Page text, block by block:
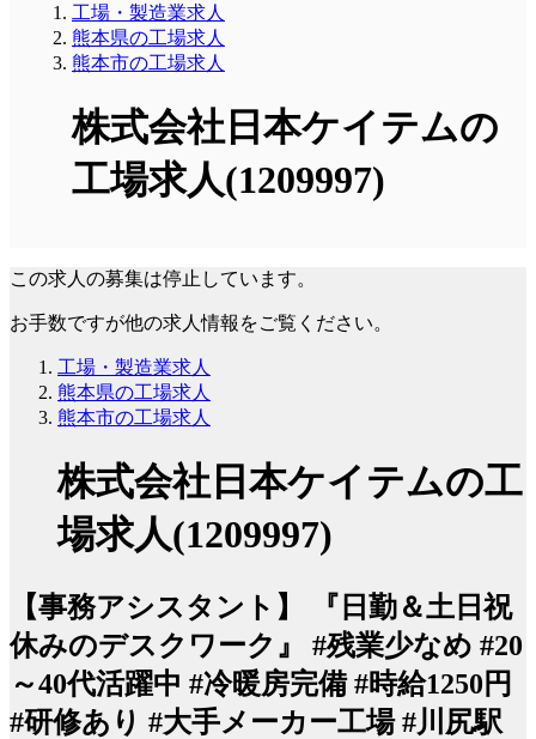
工場・製造業求人
熊本県の工場求人
熊本市の工場求人
株式会社日本ケイテムの
工場求人(1209997)
この求人の募集は停止しています。
お手数ですが他の求人情報をご覧ください。
工場・製造業求人
熊本県の工場求人
熊本市の工場求人
株式会社日本ケイテムの工
場求人(1209997)
【事務アシスタント】 『日勤＆土日祝
休みのデスクワーク』 #残業少なめ #20
～40代活躍中 #冷暖房完備 #時給1250円
#研修あり #大手メーカー工場 #川尻駅